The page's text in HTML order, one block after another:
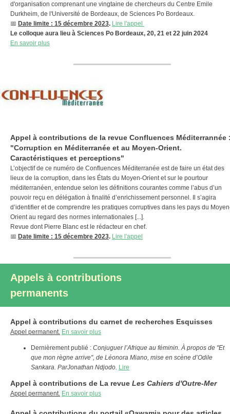
d'organisation comprenant une vingtaine de chercheurs du Centre Emile
Durkheim, de l'Université de Bordeaux, de Sciences Po Bordeaux.
📅 Date limite : 15 décembre 2023. Lire l'appel
Le colloque aura lieu à Sciences Po Bordeaux, 20, 21 et 22 juin 2024
En savoir plus
Appel à contributions de la revue Confluences Méditerrannée
"Corruption en Méditerranée et au Moyen-Orient.
Caractéristiques et perceptions"
L’objectif de ce numéro de Confluences Méditerranée est de faire un état des
lieux de la corruption, dans les États du Moyen-Orient et sur le pourtour
méditerranéen, entendue selon les définitions courantes comme l’abus d’un
pouvoir reçu en délégation à finalité d’enrichissement personnel. Il s’agira
d’identifier et de comprendre les pratiques corruptives dans les pays du
Orient au regard des normes internationales [...].
Revue dont Pierre Blanc est le rédacteur en chef.
📅 Date limite : 15 décembre 2023. Lire l'appel
Appels à contributions
permanents
Appel à contributions du carnet de recherches Esquisses
Appel permanent. En savoir plus
Dernièrement publié : Conjuguer l’Afrique au féminin. À propos de "Et
que mon règne arrive", de Léonora Miano, mise en scène d’Odile
Sankara. ParJonathan Ndjodo. Lire
Appel à contributions de La revue Les Cahiers d'Outre-Mer
Appel permanent. En savoir plus